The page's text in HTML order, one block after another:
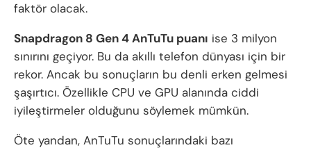
faktör olacak.
Snapdragon 8 Gen 4 AnTuTu puanı ise 3 milyon
sınırını geçiyor. Bu da akıllı telefon dünyası için bir
rekor. Ancak bu sonuçların bu denli erken gelmesi
şaşırtıcı. Özellikle CPU ve GPU alanında ciddi
iyileştirmeler olduğunu söylemek mümkün.
Öte yandan, AnTuTu sonuçlarındaki bazı